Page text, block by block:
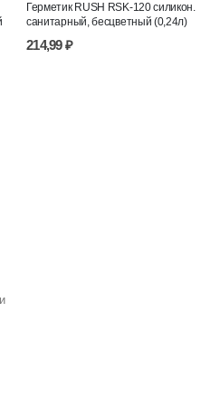
Герметик RUSH RSK-120 силикон.
санитарный, бесцветный (0,24л)
214,99₽